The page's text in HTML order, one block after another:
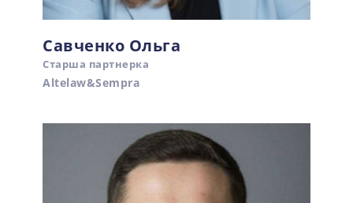
Савченко Ольга
Старша партнерка
Altelaw&Sempra